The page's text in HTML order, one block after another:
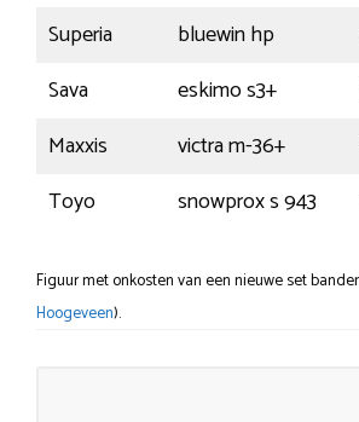
Superia
bluewin hp
Sava
eskimo s3+
Maxxis
victra m-36+
Toyo
snowprox s 943
Figuur met onkosten van een nieuwe set
Hoogeveen).